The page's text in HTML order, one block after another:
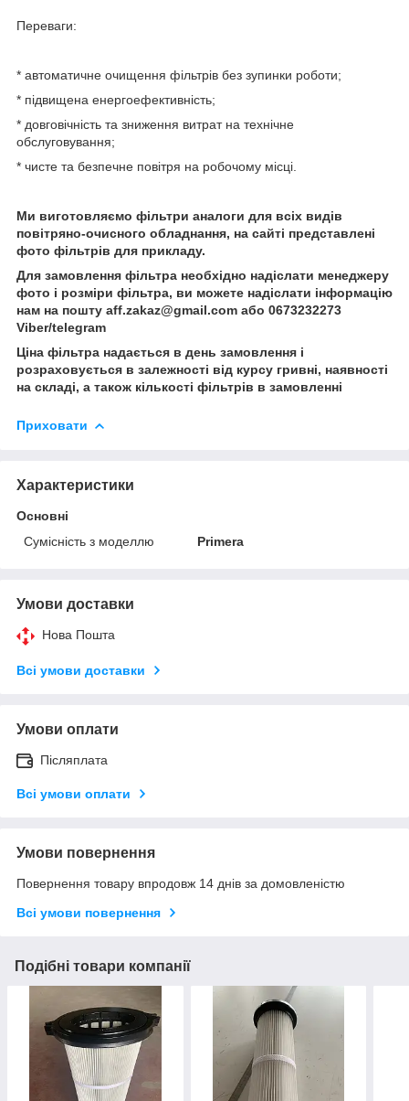
Переваги:
* автоматичне очищення фільтрів без зупинки роботи;
* підвищена енергоефективність;
* довговічність та зниження витрат на технічне
обслуговування;
* чисте та безпечне повітря на робочому місці.
Ми виготовляємо фільтри аналоги для всіх видів
повітряно-очисного обладнання, на сайті представлені
фото фільтрів для прикладу.
Для замовлення фільтра необхідно надіслати менеджеру
фото і розміри фільтра, ви можете надіслати інформацію
нам на пошту aff.zakaz@gmail.com або 0673232273
Viber/telegram
Ціна фільтра надається в день замовлення і
розраховується в залежності від курсу гривні, наявності
на складі, а також кількості фільтрів в замовленні
Приховати
Характеристики
Основні
Сумісність з моделлю
Primera
Умови доставки
Нова Пошта
Всі умови доставки
Умови оплати
Післяплата
Всі умови оплати
Умови повернення
Повернення товару впродовж 14 днів за домовленістю
Всі умови повернення
Подібні товари компанії